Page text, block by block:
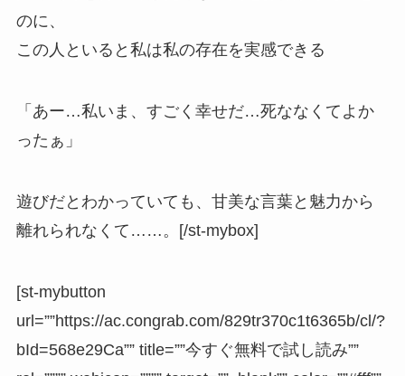
のに、
この人といると私は私の存在を実感できる
「あー…私いま、すごく幸せだ…死ななくてよか
ったぁ」
遊びだとわかっていても、甘美な言葉と魅力から
離れられなくて……。[/st-mybox]
[st-mybutton
url=””https://ac.congrab.com/829tr370c1t6365b/cl/?
bId=568e29Ca”” title=””今すぐ無料で試し読み””